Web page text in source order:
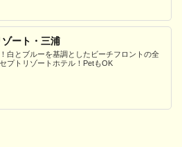
ゾート・三浦
白とブルーを基調としたビーチフロントの全
プトリゾートホテル！PetもOK